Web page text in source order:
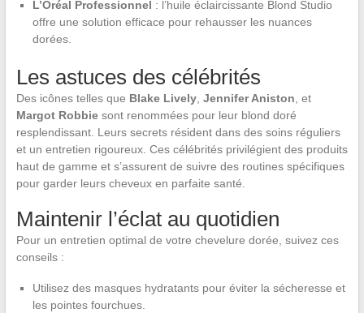
L’Oréal Professionnel : l’huile éclaircissante Blond Studio
offre une solution efficace pour rehausser les nuances
dorées.
Les astuces des célébrités
Des icônes telles que Blake Lively, Jennifer Aniston, et
Margot Robbiesont renommées pour leur blond doré
resplendissant. Leurs secrets résident dans des soins réguliers
et un entretien rigoureux. Ces célébrités privilégient des produits
haut de gamme et s’assurent de suivre des routines spécifiques
pour garder leurs cheveux en parfaite santé.
Maintenir l’éclat au quotidien
Pour un entretien optimal de votre chevelure dorée, suivez ces
conseils :
Utilisez des masques hydratants pour éviter la sécheresse et
les pointes fourchues.